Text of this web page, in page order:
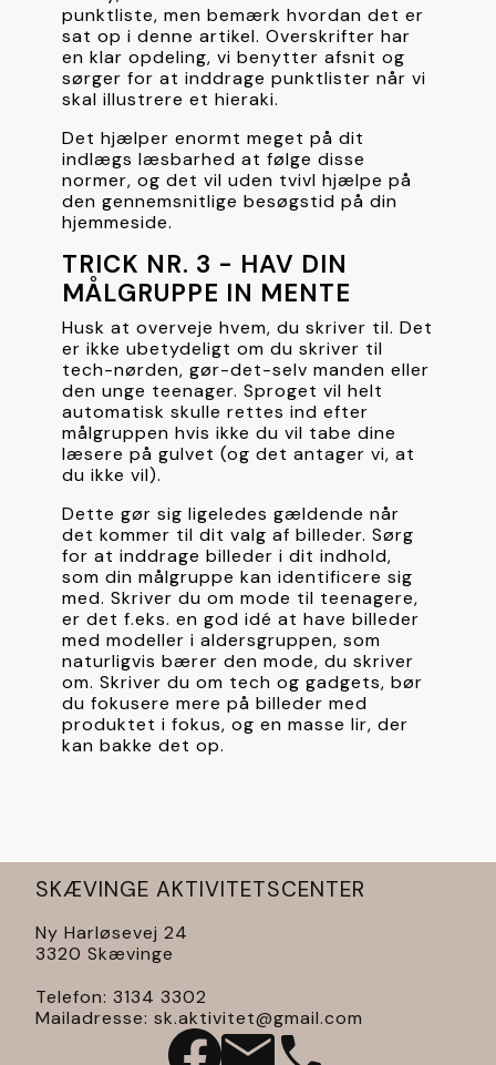
punktliste, men bemærk hvordan det er
sat op i denne artikel. Overskrifter har
en klar opdeling, vi benytter afsnit og
sørger for at inddrage punktlister når vi
skal illustrere et hieraki.
Det hjælper enormt meget på dit
indlægs læsbarhed at følge disse
normer, og det vil uden tvivl hjælpe på
den gennemsnitlige besøgstid på din
hjemmeside.
TRICK NR. 3 - HAV DIN
MÅLGRUPPE IN MENTE
Husk at overveje hvem, du skriver til. Det
er ikke ubetydeligt om du skriver til
tech-nørden, gør-det-selv manden eller
den unge teenager. Sproget vil helt
automatisk skulle rettes ind efter
målgruppen hvis ikke du vil tabe dine
læsere på gulvet (og det antager vi, at
du ikke vil).
Dette gør sig ligeledes gældende når
det kommer til dit valg af billeder. Sørg
for at inddrage billeder i dit indhold,
som din målgruppe kan identificere sig
med. Skriver du om mode til teenagere,
er det f.eks. en god idé at have billeder
med modeller i aldersgruppen, som
naturligvis bærer den mode, du skriver
om. Skriver du om tech og gadgets, bør
du fokusere mere på billeder med
produktet i fokus, og en masse lir, der
kan bakke det op.
SKÆVINGE AKTIVITETSCENTER
Ny Harløsevej 24
3320 Skævinge
Telefon: 3134 3302
Mailadresse: sk.aktivitet@gmail.com